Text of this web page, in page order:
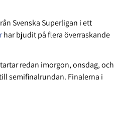
Svenska Superligan i ett
har bjudit på flera överraskande
redan imorgon, onsdag, och
semifinalrundan. Finalerna i